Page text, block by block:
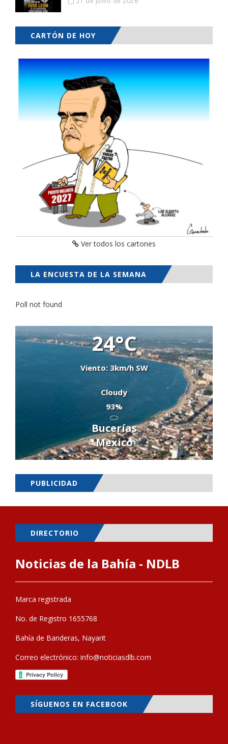
CARTÓN DE HOY
Ver todos los cartones
LA ENCUESTA DE LA SEMANA
Poll not found
24°C
Viento: 3km/h SW
Cloudy
93%
Bucerías
Mexico
PUBLICIDAD
DIRECTORIO
Noticias de la Bahía - NDLB
Marca registrada
No. de Registro 1655768
Bahía de Banderas, Nayarit
Correo electrónico: info@noticiasdlb.com
SÍGUENOS EN FACEBOOK